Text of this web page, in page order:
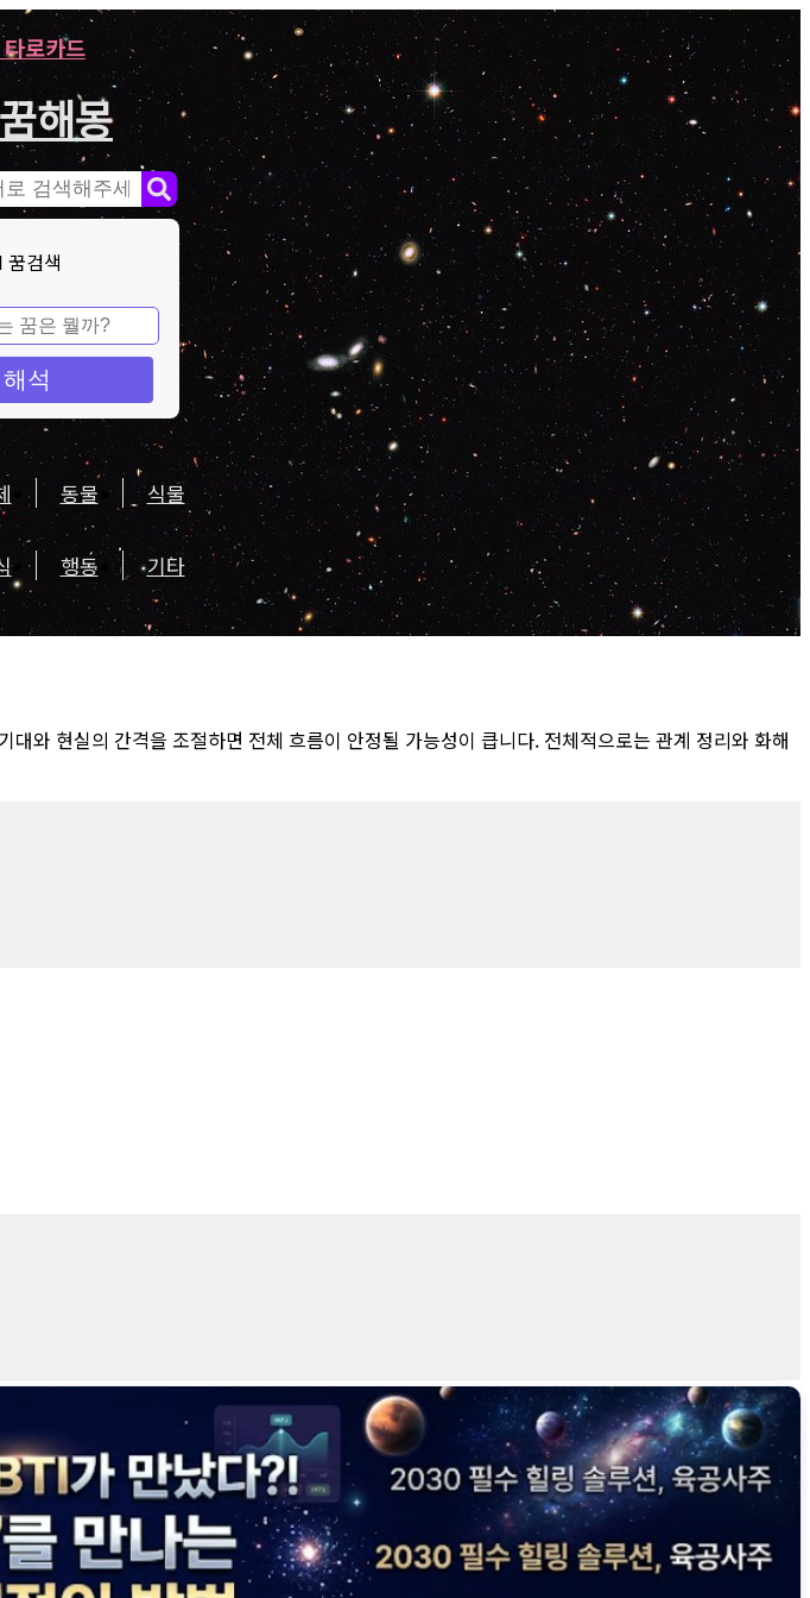
로카드
해몽
꿈검색
석
동물 식물
행동 기타
와 현실의 간격을 조절하면 전체 흐름이 안정될 가능성이 큽니다. 전체적으로는 관계 정리와 화해